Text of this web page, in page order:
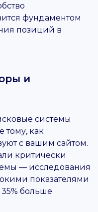
фундаментом
позиций в
и
системы
тому, как
с вашим сайтом.
критически
— исследования
показателями
больше